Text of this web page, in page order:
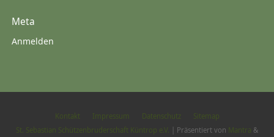
Meta
Anmelden
Kontakt Impressum Datenschutz
Sitemap
St. Sebastian Schützenbruderschaft Küntrop e.V. | Präsentiert von Mantra &